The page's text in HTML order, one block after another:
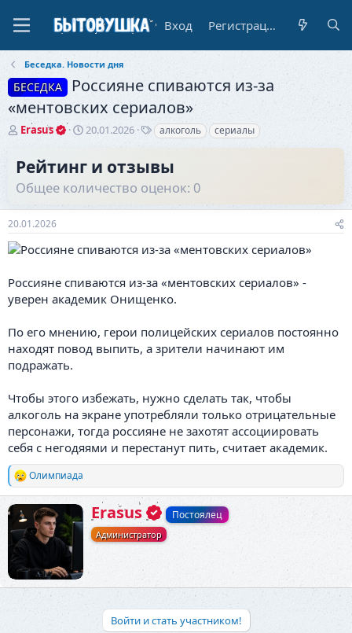
Вход Регистрация
Беседка. Новости дня
БЕСЕДКА
Россияне спиваются из-за
«ментовских сериалов»
А
о
р
е
м
ы
Erasus
Д
н
ч
а
20.01.2026
Т
и
алкоголь сериалы
Рейтинг и отзывы
Общее количество оценок: 0
20.01.2026
Россияне спиваются из-за «ментовских сериалов» -
уверен академик Онищенко.
По его мнению, герои полицейских сериалов постоянно
находят повод выпить, а зрители начинают им
подражать.
Чтобы этого избежать, нужно сделать так, чтобы
алкоголь на экране употребляли только отрицательные
персонажи, тогда россияне не захотят ассоциировать
себя с негодяями и перестанут пить, считает академик.
Р
е
а
ц
и
и
Олимпиада
А
в
т
Erasus Постоялец
Администратор
Войти и стать участником!